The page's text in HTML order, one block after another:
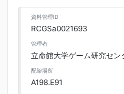
資料管理ID
RCGSa0021693
管理者
立命館大学ゲーム研究セン
配架場所
A198.E91